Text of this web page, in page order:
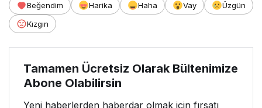
Beğendim Harika Haha Vay
Üzgün
Kızgın
Tamamen Ücretsiz Olarak Bültenimize
Abone Olabilirsin
Yeni haberlerden haberdar olmak için fırsatı